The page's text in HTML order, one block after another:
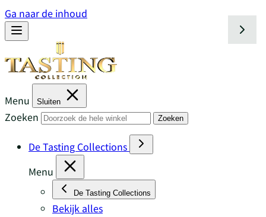
Ga naar de inhoud
Menu Sluiten
Zoeken Zoeken
De Tasting Collections
Menu
De Tasting Collections
Bekijk alles